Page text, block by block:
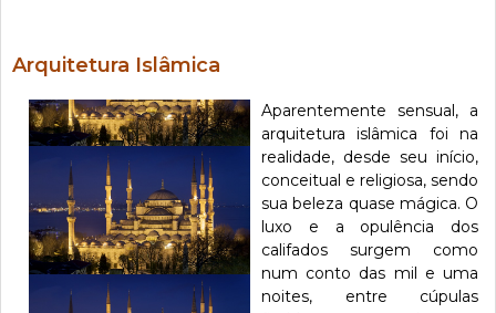
Arquitetura Islâmica
Aparentemente sensual, a
arquitetura islâmica foi na
realidade, desde seu início,
conceitual e religiosa, sendo
sua beleza quase mágica. O
luxo e a opulência dos
califados surgem como
num conto das mil e uma
noites, entre cúpulas